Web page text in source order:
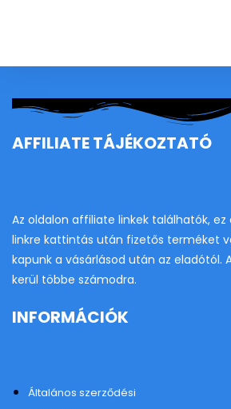
AFFILIATE TÁJÉKOZTATÓ
Az oldalon affiliate linkek találhatók,
linkre kattintás után fizetős terméket
kapunk a vásárlásod után az eladótól.
kerül többe számodra.
INFORMÁCIÓK
Általános szerződési